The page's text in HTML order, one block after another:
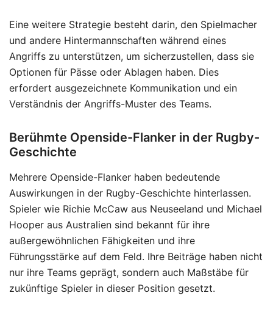
Eine weitere Strategie besteht darin, den Spielmacher
und andere Hintermannschaften während eines
Angriffs zu unterstützen, um sicherzustellen, dass sie
Optionen für Pässe oder Ablagen haben. Dies
erfordert ausgezeichnete Kommunikation und ein
Verständnis der Angriffs-Muster des Teams.
Berühmte Openside-Flanker in der Rugby-
Geschichte
Mehrere Openside-Flanker haben bedeutende
Auswirkungen in der Rugby-Geschichte hinterlassen.
Spieler wie Richie McCaw aus Neuseeland und Michael
Hooper aus Australien sind bekannt für ihre
außergewöhnlichen Fähigkeiten und ihre
Führungsstärke auf dem Feld. Ihre Beiträge haben nicht
nur ihre Teams geprägt, sondern auch Maßstäbe für
zukünftige Spieler in dieser Position gesetzt.